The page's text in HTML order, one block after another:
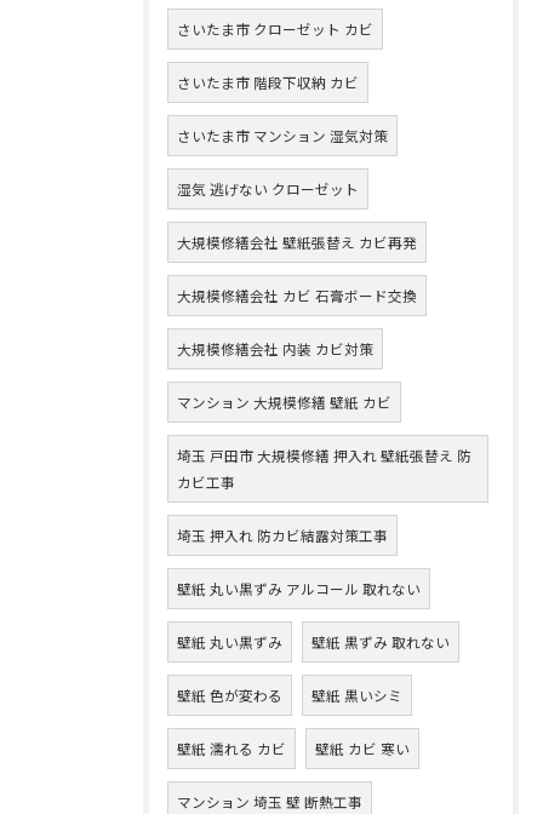
さいたま市 クローゼット カビ
さいたま市 階段下収納 カビ
さいたま市 マンション 湿気対策
湿気 逃げない クローゼット
大規模修繕会社 壁紙張替え カビ再発
大規模修繕会社 カビ 石膏ボード交換
大規模修繕会社 内装 カビ対策
マンション 大規模修繕 壁紙 カビ
埼玉 戸田市 大規模修繕 押入れ 壁紙張替え 防
カビ工事
埼玉 押入れ 防カビ結露対策工事
壁紙 丸い黒ずみ アルコール 取れない
壁紙 丸い黒ずみ 壁紙 黒ずみ 取れない
壁紙 色が変わる 壁紙 黒いシミ
壁紙 濡れる カビ 壁紙 カビ 寒い
マンション 埼玉 壁 断熱工事